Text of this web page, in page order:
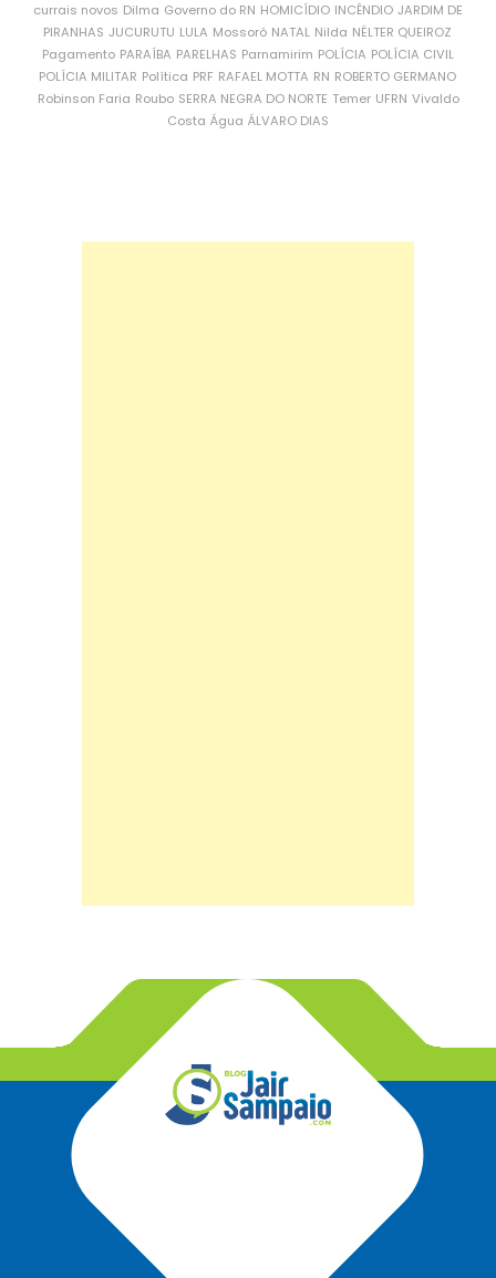
currais novos Dilma Governo do RN HOMICÍDIO INCÊNDIO JARDIM DE
PIRANHAS JUCURUTU LULA Mossoró NATAL Nilda NÉLTER QUEIROZ
Pagamento PARAÍBA PARELHAS Parnamirim POLÍCIA POLÍCIA CIVIL
POLÍCIA MILITAR Política PRF RAFAEL MOTTA RN ROBERTO GERMANO
Robinson Faria Roubo SERRA NEGRA DO NORTE Temer UFRN Vivaldo
Costa Água ÁLVARO DIAS